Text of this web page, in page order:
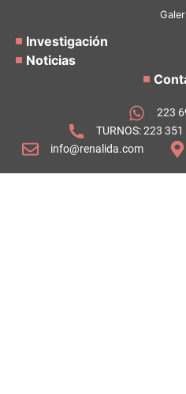
Investigación
Noticias
223
TURNOS: 223
info@renalida.com